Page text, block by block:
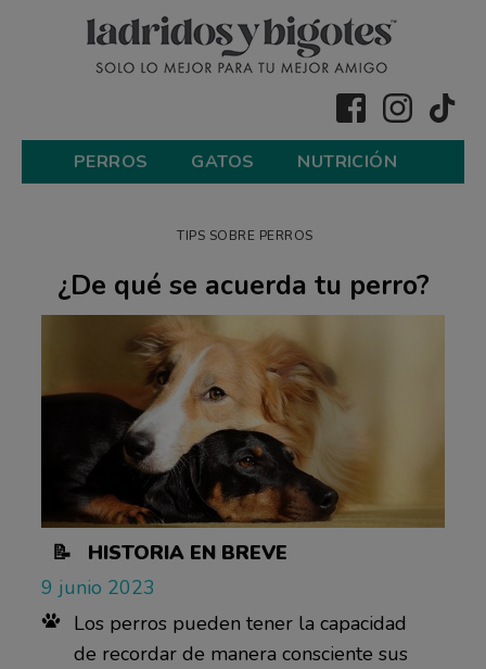
PERROS GATOS NUTRICIÓN
TIPS SOBRE PERROS
¿De qué se acuerda tu perro?
9 junio 2023
📝 HISTORIA EN BREVE
Los perros pueden tener la capacidad
de recordar de manera consciente sus